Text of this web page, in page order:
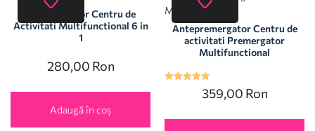
Antemergator Centru de
Activitati Multifunctional 6 in
1
280,00 Ron
Adaugă în coș
Antepremergator Centru de
activitati Premergator
Multifunctional
359,00 Ron